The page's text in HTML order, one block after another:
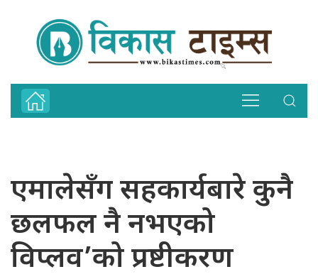
एमालेसँग सहकार्यबारे कुनै
छलफल नै नभएको
विप्लव’को प्रष्टीकरण